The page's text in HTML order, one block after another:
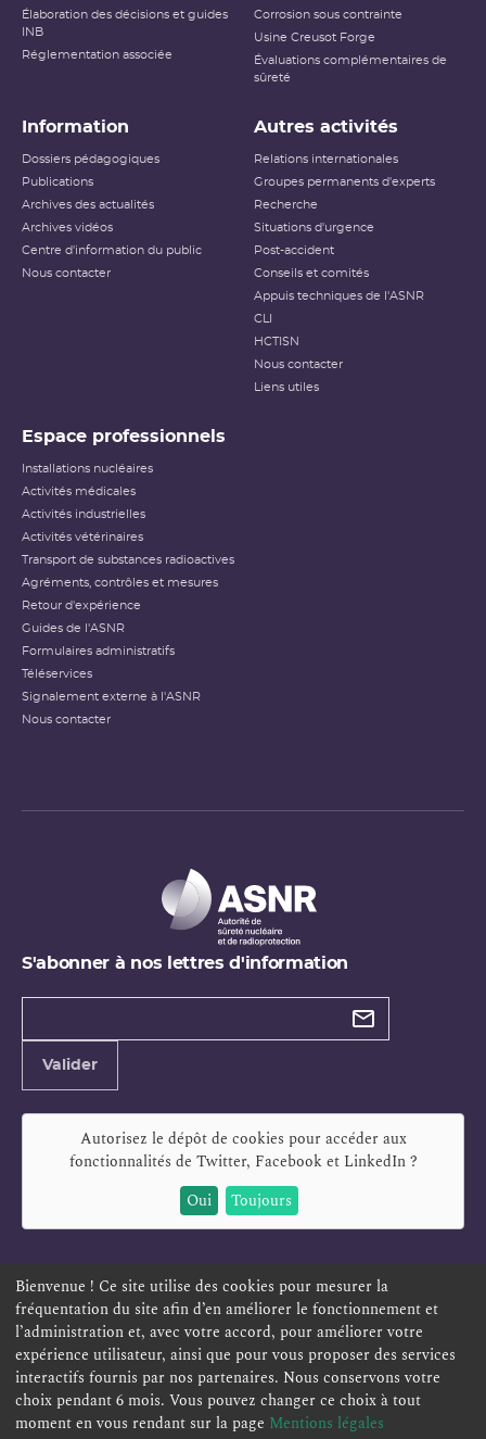
Élaboration des décisions et guides
INB
Réglementation associée
Corrosion sous contrainte
Usine Creusot Forge
Évaluations complémentaires de
sûreté
Information
Dossiers pédagogiques
Publications
Archives des actualités
Archives vidéos
Centre d'information du public
Nous contacter
Autres activités
Relations internationales
Groupes permanents d'experts
Recherche
Situations d'urgence
Post-accident
Conseils et comités
Appuis techniques de l'ASNR
CLI
HCTISN
Nous contacter
Liens utiles
Espace professionnels
Installations nucléaires
Activités médicales
Activités industrielles
Activités vétérinaires
Transport de substances radioactives
Agréments, contrôles et mesures
Retour d'expérience
Guides de l'ASNR
Formulaires administratifs
Téléservices
Signalement externe à l'ASNR
Nous contacter
S'abonner à nos lettres d'information
Types de
Valider
Autorisez le dépôt de cookies pour accéder aux
fonctionnalités de Twitter, Facebook et LinkedIn?
Oui
Toujours
ESPACE PERSONNEL OFFRES D'EMPLOI SIGNALEMENT
TÉLÉSERVICES PLAN DU SITE
ACCESSIBILITÉ POLITIQUE DE CONFIDENTIALITÉ
MENTIONS LÉGALES CONTACT
Bienvenue ! Ce site utilise des cookies pour mesurer la
fréquentation du site afin d’en améliorer le fonctionnement et
l’administration et, avec votre accord, pour améliorer votre
expérience utilisateur, ainsi que pour vous proposer des services
interactifs fournis par nos partenaires. Nous conservons votre
choix pendant 6 mois. Vous pouvez changer ce choix à tout
moment en vous rendant sur la page Mentions légales